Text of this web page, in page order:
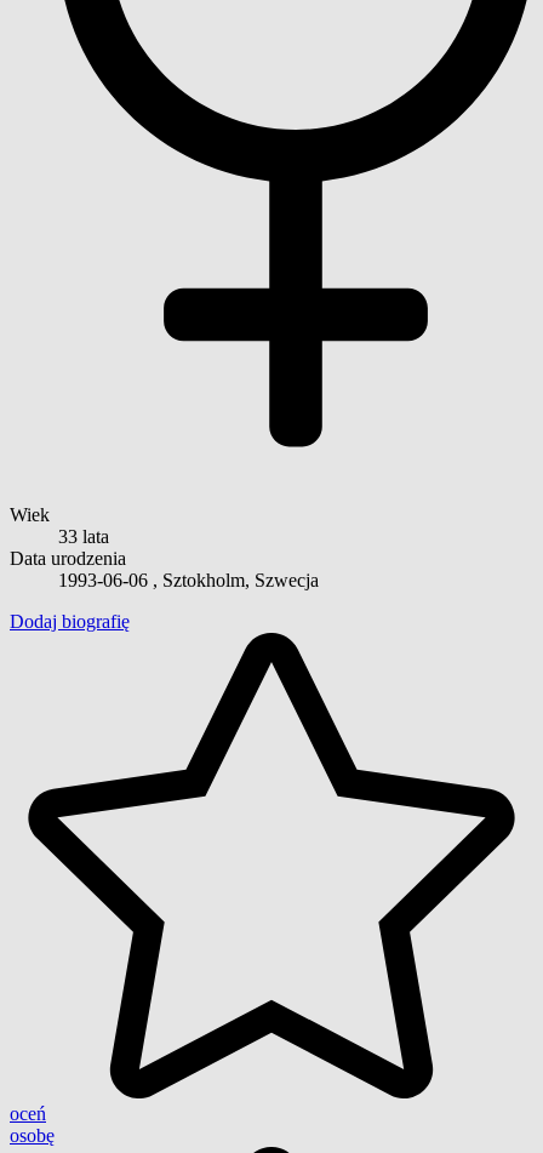
Wiek
33 lata
Data urodzenia
1993-06-06 , Sztokholm, Szwecja
Dodaj biografię
oceń
osobę